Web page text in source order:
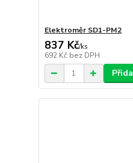
Elektroměr SD1-PM2
837 Kč/ks
692 Kč bez DPH